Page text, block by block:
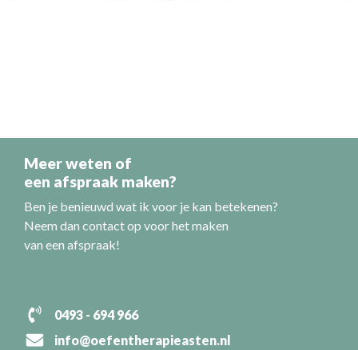
Meer weten of
een afspraak maken?
Ben je benieuwd wat ik voor je kan betekenen?
Neem dan contact op voor het maken
van een afspraak!
0493 - 694 966
info@oefentherapieasten.nl